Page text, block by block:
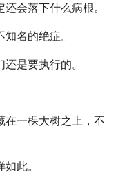
会落下什么病根。
名的绝症。
是要执行的。
在一棵大树之上，不
此。